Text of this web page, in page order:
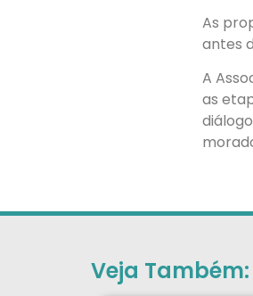
As
antes
A
as
Veja Também: